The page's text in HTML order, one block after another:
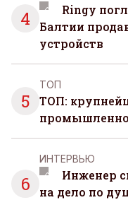
4
Ringy
Балтии
устройств
5
ТОП
ТОП:
6
ИНТЕРВЬЮ
Инженер
на дело по